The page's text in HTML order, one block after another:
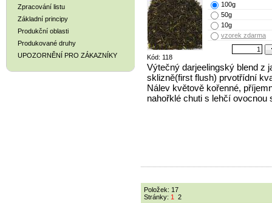
Zpracování listu
Základní principy
Produkční oblasti
Produkované druhy
UPOZORNĚNÍ PRO ZÁKAZNÍKY
Kód: 118
100g
50g
10g
vzorek zdarma
Výtečný darjeelingský blend z
sklizně(first flush) prvotřídní
Nálev květově kořenné,
nahořklé chuti s lehčí ovocnou
Položek: 17
Stránky: 1 2